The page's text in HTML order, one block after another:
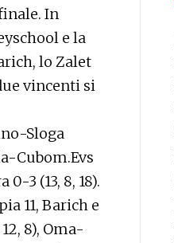
In
e la
lo Zalet
vincenti si
Sloga
Cubom.Evs
3 (13, 8, 18).
11, Barich e
8), Oma-